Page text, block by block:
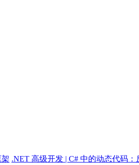
.NET 高级开发 | C# 中的动态代码